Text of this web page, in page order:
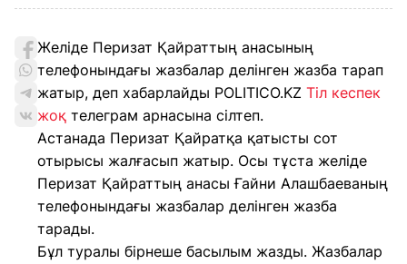
Желіде Перизат Қайраттың анасының
телефонындағы жазбалар делінген жазба тарап
жатыр, деп хабарлайды POLITICO.KZ Тіл кеспек
жоқ телеграм арнасына сілтеп.
Астанада Перизат Қайратқа қатысты сот
отырысы жалғасып жатыр. Осы тұста желіде
Перизат Қайраттың анасы Ғайни Алашбаеваның
телефонындағы жазбалар делінген жазба
тарады.
Бұл туралы бірнеше басылым жазды. Жазбалар